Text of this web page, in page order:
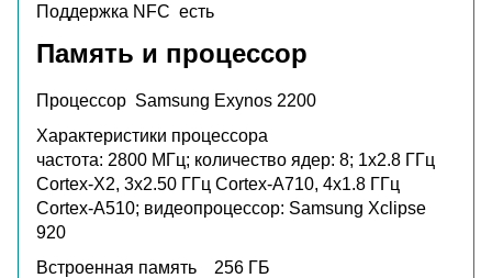
Поддержка NFC есть
Память и процессор
Процессор Samsung Exynos 2200
Характеристики процессора
частота: 2800 МГц; количество ядер: 8; 1x2.8 ГГц
Cortex-X2, 3x2.50 ГГц Cortex-A710, 4x1.8 ГГц
Cortex-A510; видеопроцессор: Samsung Xclipse
920
Встроенная память 256 ГБ